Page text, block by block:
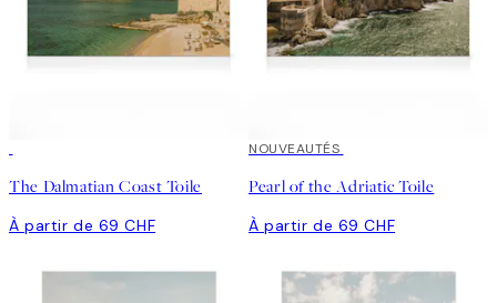
The Dalmatian Coast Toile
À partir de 69 CHF
NOUVEAUTÉS
Pearl of the Adriatic Toile
À partir de 69 CHF